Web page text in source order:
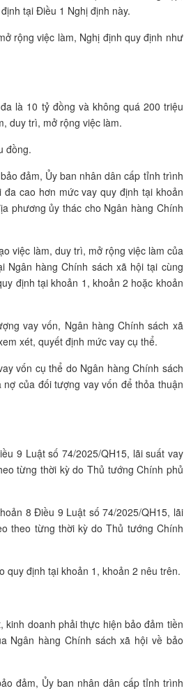
tại Điều 1 Nghị định này.
rộng việc làm, Nghị định quy định như
là 10 tỷ đồng và không quá 200 triệu
duy trì, mở rộng việc làm.
đồng.
đảm, Ủy ban nhân dân cấp tỉnh trình
cao hơn mức vay quy định tại khoản
phương ủy thác cho Ngân hàng Chính
việc làm, duy trì, mở rộng việc làm của
Ngân hàng Chính sách xã hội tại cùng
định tại khoản 1, khoản 2 hoặc khoản
vay vốn, Ngân hàng Chính sách xã
xét, quyết định mức vay cụ thể.
vốn cụ thể do Ngân hàng Chính sách
của đối tượng vay vốn để thỏa thuận
9 Luật số 74/2025/QH15, lãi suất vay
từng thời kỳ do Thủ tướng Chính phủ
8 Điều 9 Luật số 74/2025/QH15, lãi
theo từng thời kỳ do Thủ tướng Chính
quy định tại khoản 1, khoản 2 nêu trên.
doanh phải thực hiện bảo đảm tiền
Ngân hàng Chính sách xã hội về bảo
đảm, Ủy ban nhân dân cấp tỉnh trình